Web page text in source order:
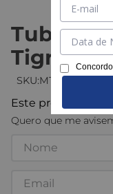
Tubo
Tigre
:
Este produto não
Quero que me